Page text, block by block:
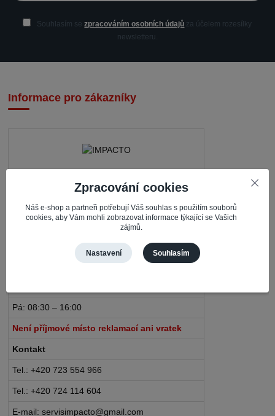
Souhlasím sezpracováním osobních údajů za účelem rozesílky
newsletteru.
Informace pro zákazníky
IMPACTO – Ingrid Kaczorová
Nerudova 468
735 81 Bohumín – Nový Bohumín
Pá: 08:30 – 16:00
Není příjmové místo reklamací ani vratek
Kontakt
Tel.: +420 723 554 966
Tel.: +420 724 114 604
E-mail: servisimpacto@gmail.com
Zpracování cookies
Náš e-shop a partneři potřebují Váš souhlas s použitím souborů
cookies, aby Vám mohli zobrazovat informace týkající se Vašich
zájmů.
Nastavení Souhlasím